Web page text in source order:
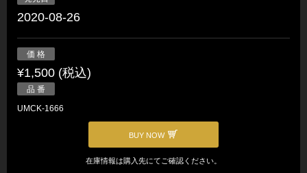
2020-08-26
価 格
¥1,500 (税込)
品 番
UMCK-1666
BUY NOW
在庫情報は購入先にてご確認ください。